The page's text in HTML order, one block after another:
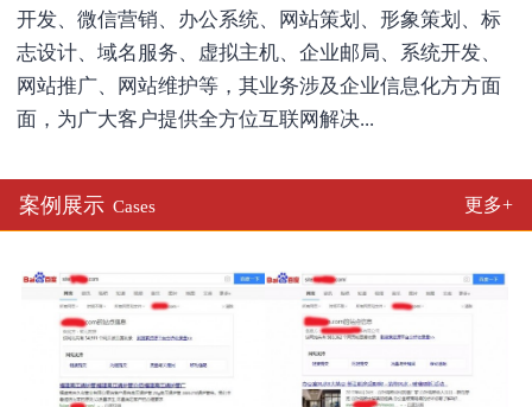
开发、微信营销、办公系统、网站策划、形象策划、标
志设计、域名服务、虚拟主机、企业邮局、系统开发、
网站推广、网站维护等，其业务涉及企业信息化方方面
面，为广大客户提供全方位互联网解决...
案例展示 Cases 更多+